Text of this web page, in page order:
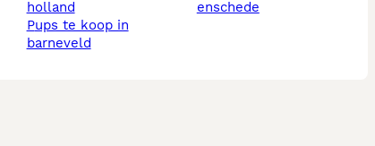
holland
pups te koop in
barneveld
enschede